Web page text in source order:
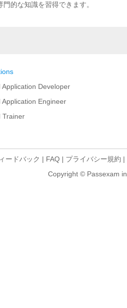
的な知識を習得できます。
Developer
Engineer
Trainer
ードバック | FAQ | プライバシー規約 |
Copyright © Passexam